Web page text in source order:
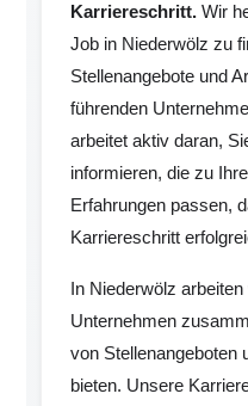
Karriereschritt. Wir
Job in Niederwölz zu
Stellenangebote und
führenden
arbeitet aktiv daran,
informieren, die zu
Erfahrungen passen,
Karriereschritt
In Niederwölz
Unternehmen
von Stellenangeboten
bieten. Unsere